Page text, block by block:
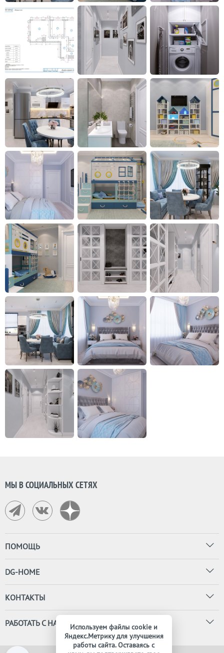
МЫ В СОЦИАЛЬНЫХ СЕТЯХ
ПОМОЩЬ
DG-HOME
КОНТАКТЫ
РАБОТАТЬ С НАМИ
Используем файлы cookie и
Яндекс.Метрику для улучшения
работы сайта. Оставаясь с